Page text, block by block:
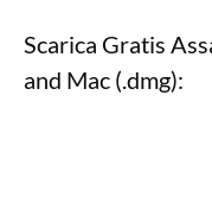
Scarica Gratis
and Mac (.dmg):